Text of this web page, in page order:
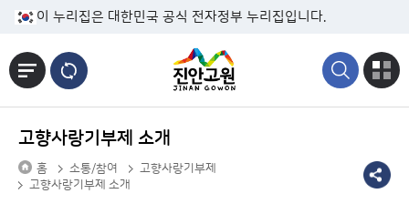
본문바로가기
이 누리집은 대한민국 공식 전자정부 누리집입니다.
고향사랑기부제 소개
홈 소통/참여
고향사랑기부제
고향사랑기부제 소개